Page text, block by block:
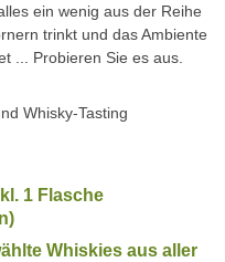
ein wenig aus der Reihe
trinkt und das Ambiente
... Probieren Sie es aus.
Whisky-Tasting
1 Flasche
Whiskies aus aller